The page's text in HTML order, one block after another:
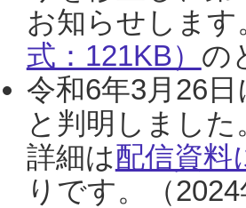
お知らせします
式：121KB） の
令和6年3月26
と判明しまし
詳細は配信資料
りです。（2024